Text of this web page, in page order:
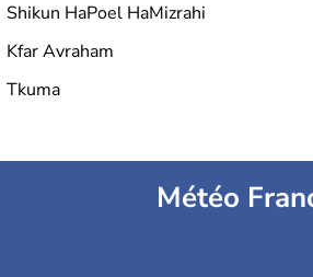
Shikun HaPoel HaMizrahi
Kfar Avraham
Tkuma
Météo